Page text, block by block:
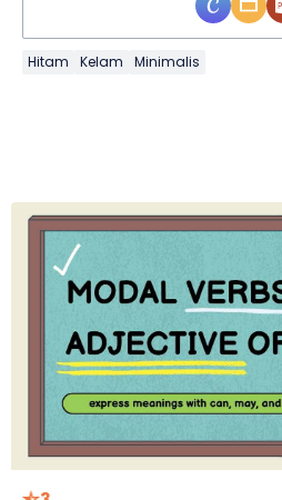
Hitam Kelam Minimalis